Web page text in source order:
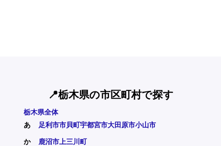
📍栃木県の市区町村で探す
栃木県全体
あ
足利市市貝町宇都宮市大田原市小山市
か 鹿沼市 上三川町